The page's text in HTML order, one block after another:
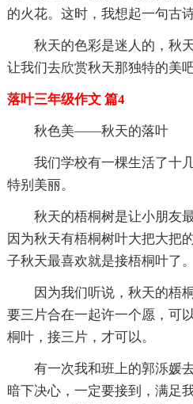
的火花。这时，我想起一句古
秋天的色彩是迷人的，秋
让我们去欣赏秋天那独特的美吧
落叶三年级作文 篇4
秋色美——秋天的落叶
我们学校有一棵生活了十
特别美丽。
秋天的梧桐树是让小朋友
因为秋天有梧桐树叶大把大把
子秋天最喜欢就是接梧桐叶了。
因为我们听说，秋天的梧
要三片合在一起许一个愿，可
桐叶，接三片，才可以。
有一次我和班上的郭泺媛
暗下决心，一定要接到，满足